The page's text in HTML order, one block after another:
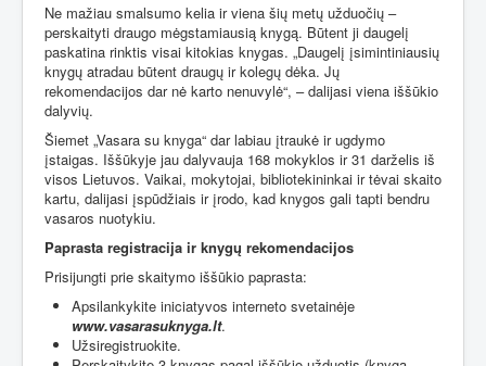
Ne mažiau smalsumo kelia ir viena šių metų užduočių –
perskaityti draugo mėgstamiausią knygą. Būtent ji daugelį
paskatina rinktis visai kitokias knygas. „Daugelį įsimintiniausių
knygų atradau būtent draugų ir kolegų dėka. Jų
rekomendacijos dar nė karto nenuvylė“, – dalijasi viena iššūkio
dalyvių.
Šiemet „Vasara su knyga“ dar labiau įtraukė ir ugdymo
įstaigas. Iššūkyje jau dalyvauja 168 mokyklos ir 31 darželis iš
visos Lietuvos. Vaikai, mokytojai, bibliotekininkai ir tėvai skaito
kartu, dalijasi įspūdžiais ir įrodo, kad knygos gali tapti bendru
vasaros nuotykiu.
Paprasta registracija ir knygų rekomendacijos
Prisijungti prie skaitymo iššūkio paprasta:
Apsilankykite iniciatyvos interneto svetainėje
www.vasarasuknyga.lt.
Užsiregistruokite.